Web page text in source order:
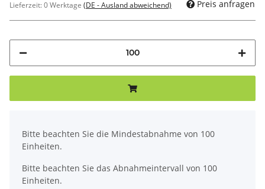
Lieferzeit:0 Werktage (DE - Ausland abweichend) Preis anfragen
Bitte beachten Sie die Mindestabnahme von 100
Einheiten.
Bitte beachten Sie das Abnahmeintervall von 100
Einheiten.